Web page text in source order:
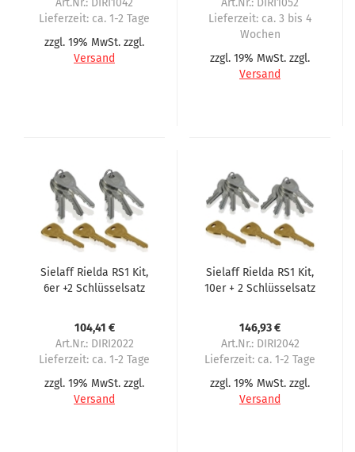
Art.Nr.: DIRI1042
Lieferzeit: ca. 1-2 Tage
zzgl. 19% MwSt. zzgl.
Versand
Art.Nr.: DIRI1052
Lieferzeit: ca. 3 bis 4
Wochen
zzgl. 19% MwSt. zzgl.
Versand
Sielaff Rielda RS1 Kit,
6er +2 Schlüsselsatz
104,41 €
Art.Nr.: DIRI2022
Lieferzeit: ca. 1-2 Tage
zzgl. 19% MwSt. zzgl.
Versand
Sielaff Rielda RS1 Kit,
10er + 2 Schlüsselsatz
146,93 €
Art.Nr.: DIRI2042
Lieferzeit: ca. 1-2 Tage
zzgl. 19% MwSt. zzgl.
Versand